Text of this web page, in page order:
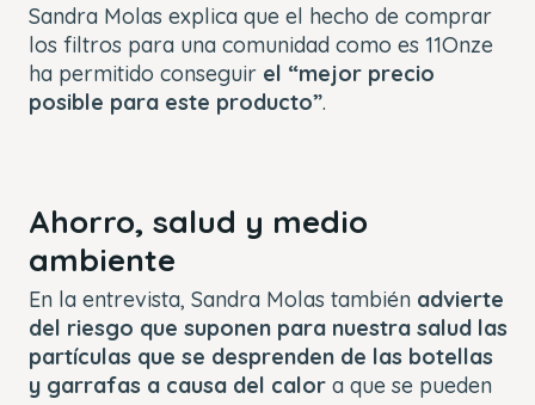
Sandra Molas explica que el hecho de comprar
los filtros para una comunidad como es 11Onze
ha permitido conseguir el “mejor precio
posible para este producto”.
Ahorro, salud y medio
ambiente
En la entrevista, Sandra Molas también advierte
del riesgo que suponen para nuestra salud las
partículas que se desprenden de las botellas
y garrafas a causa del calor a que se pueden